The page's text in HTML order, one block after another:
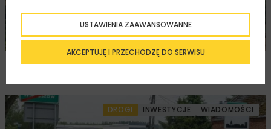
PKP PLK ogłosiły przetarg na odcinek Gdów
DROGI INWESTYCJE WIADOMOŚCI
AKCEPTUJĘ I PRZECHODZĘ DO SERWISU
USTAWIENIA ZAAWANSOWANNE